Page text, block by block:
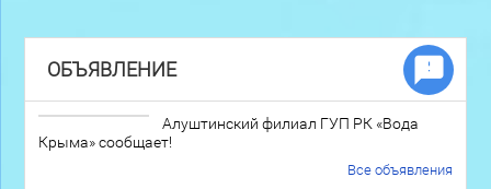
ОБЪЯВЛЕНИЕ
Алуштинский филиал ГУП РК «Вода
Крыма» сообщает!
Все объявления